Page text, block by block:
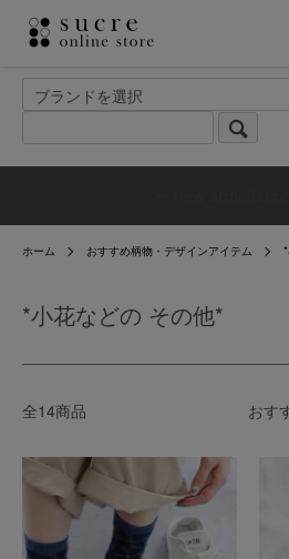
ホーム おすすめ柄物・デザインアイテム
*小花などの その他*
全14商品 おす